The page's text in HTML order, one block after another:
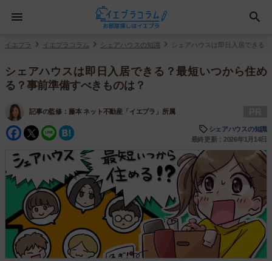
イエプラ イエプラコラム シェアハウスの知識 シェアハウスは即日入居できる
シェアハウスは即日入居できる？最短いつから住め
る？事前準備すべきものは？
記事の監修： 藤本 ネット不動産「イエプラ」所属
Facebook
Twitter
Line
シェアハウスの知識
最終更新：2026年1月14日